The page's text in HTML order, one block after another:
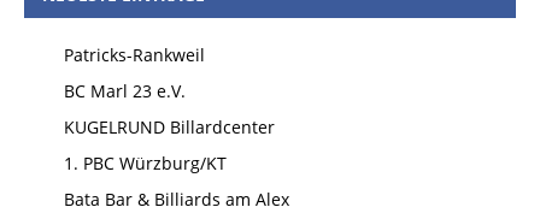
Patricks-Rankweil
BC Marl 23 e.V.
KUGELRUND Billardcenter
1. PBC Würzburg/KT
Bata Bar & Billiards am Alex